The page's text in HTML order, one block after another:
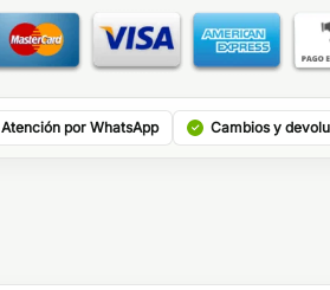
Atención por WhatsApp Cambios y